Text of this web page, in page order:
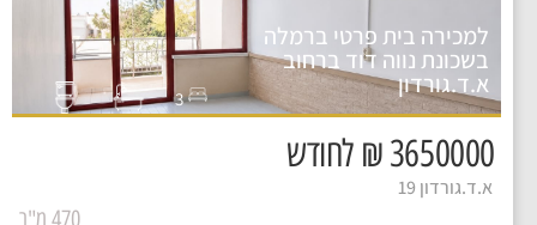
למכירה בית פרטי ברמלה
בשכונת נווה דוד ברחוב
א.ד.גורדון 3
3650000 ₪ לחודש
א.ד.גורדון 19
470 מ"ר